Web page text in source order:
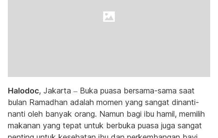
Halodoc, Jakarta – Buka puasa bersama-sama saat
bulan Ramadhan adalah momen yang sangat dinanti-
nanti oleh banyak orang. Namun bagi ibu hamil, memilih
makanan yang tepat untuk berbuka puasa juga sangat